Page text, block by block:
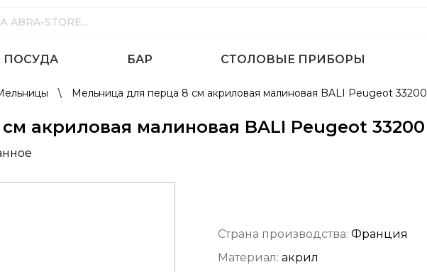
ПОСУДА БАР СТОЛОВЫЕ ПРИБОРЫ
\ Мельница для перца 8 см акриловая малиновая BALI Peugeot 33200
акриловая малиновая BALI Peugeot 33200
Страна производства: Франция
Материал: акрил